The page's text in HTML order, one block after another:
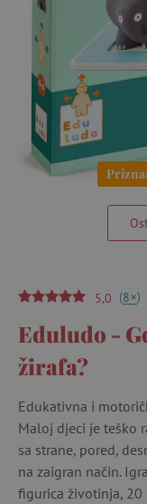
5,0 (8+)
Eduludo -
žirafa?
Edukativna i
Maloj djeci je teško
sa strane, pored,
na zaigran način.
figurica životinja, 20